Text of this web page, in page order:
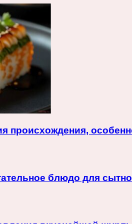
происхождения,
блюдо для